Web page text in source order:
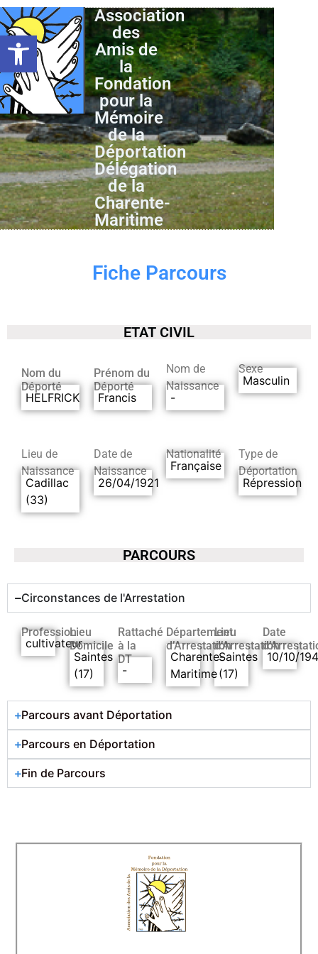
Ouvrir la barre d’outils
Association
des
Amis de
la
Fondation
pour la
Mémoire
de la
Déportation
Délégation
de la
Charente-
Maritime
Fiche Parcours
ETAT CIVIL
Nom du
Déporté
HELFRICK
Prénom du
Déporté
Francis
Nom de
Naissance
-
Sexe
Masculin
Lieu de
Naissance
Cadillac
(33)
Date de
Naissance
26/04/1921
Nationalité
Française
Type de
Déportation
Répression
PARCOURS
Circonstances de l'Arrestation
Profession
cultivateur
Lieu
Domicile
Saintes
(17)
Rattaché
à la
DT
-
Département
d’Arrestation
Charente-
Maritime
Lieu
d’Arrestation
Saintes
(17)
Date
10/10/
Parcours avant Déportation
Parcours en Déportation
Fin de Parcours